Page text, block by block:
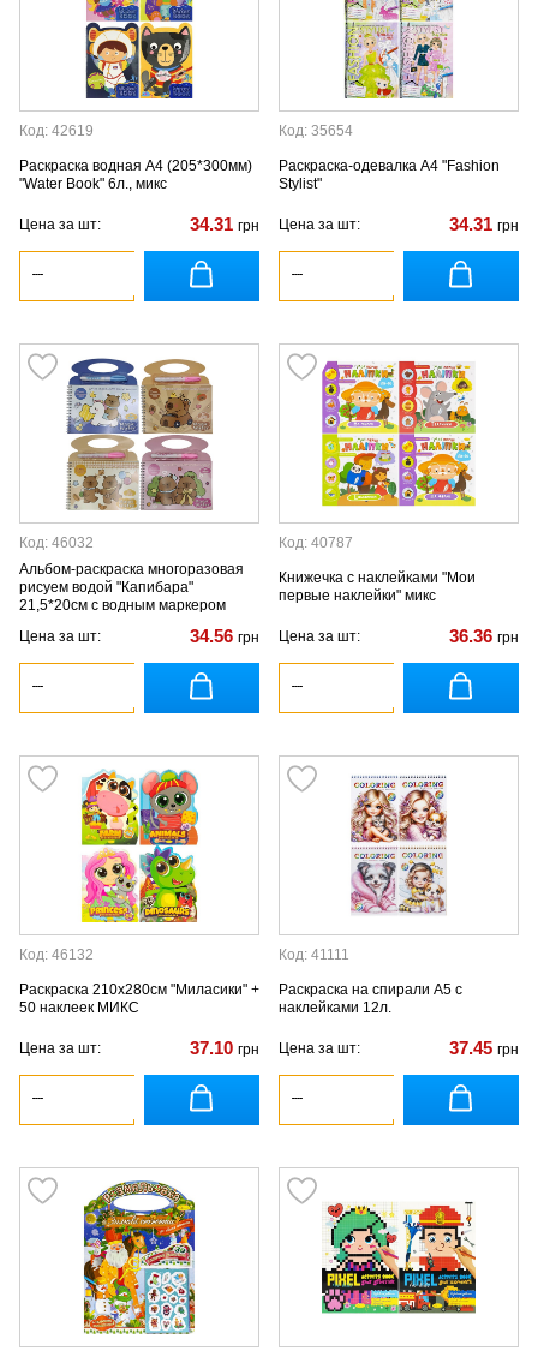
Код: 42619
Раскраска водная А4 (205*300мм)
"Water Book" 6л., микс
Цена за шт: 34.31 грн
Код: 35654
Раскраска-одевалка А4 "Fashion
Stylist"
Цена за шт: 34.31 грн
Код: 46032
Альбом-раскраска многоразовая
рисуем водой "Капибара"
21,5*20см с водным маркером
Цена за шт:
34.56 грн
Код: 40787
Книжечка с наклейками "Мои
первые наклейки" микс
Цена за шт: 36.36 грн
Код: 46132
Раскраска 210х280см "Миласики" +
50 наклеек МИКС
Цена за шт: 37.10 грн
Код: 41111
Раскраска на спирали А5 с
наклейками 12л.
Цена за шт: 37.45 грн